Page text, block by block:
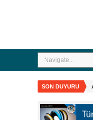
Navigate...
SON DUYURU